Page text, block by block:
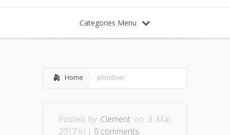
Categories Menu
Home plombier
Posted by Clementon 3 Mai,
2017 in | 0 comments